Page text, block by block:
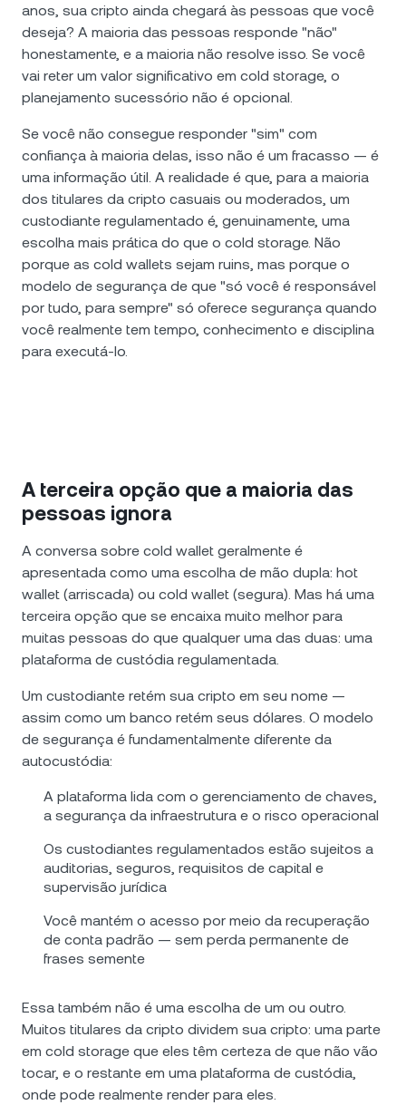
anos, sua cripto ainda chegará às pessoas que você
deseja? A maioria das pessoas responde "não"
honestamente, e a maioria não resolve isso. Se você
vai reter um valor significativo em cold storage, o
planejamento sucessório não é opcional.
Se você não consegue responder "sim" com
confiança à maioria delas, isso não é um fracasso — é
uma informação útil. A realidade é que, para a maioria
dos titulares da cripto casuais ou moderados, um
custodiante regulamentado é, genuinamente, uma
escolha mais prática do que o cold storage. Não
porque as cold wallets sejam ruins, mas porque o
modelo de segurança de que "só você é responsável
por tudo, para sempre" só oferece segurança quando
você realmente tem tempo, conhecimento e disciplina
para executá-lo.
A terceira opção que a maioria das
pessoas ignora
A conversa sobre cold wallet geralmente é
apresentada como uma escolha de mão dupla: hot
wallet (arriscada) ou cold wallet (segura). Mas há uma
terceira opção que se encaixa muito melhor para
muitas pessoas do que qualquer uma das duas: uma
plataforma de custódia regulamentada.
Um custodiante retém sua cripto em seu nome —
assim como um banco retém seus dólares. O modelo
de segurança é fundamentalmente diferente da
autocustódia:
A plataforma lida com o gerenciamento de chaves,
a segurança da infraestrutura e o risco operacional
Os custodiantes regulamentados estão sujeitos a
auditorias, seguros, requisitos de capital e
supervisão jurídica
Você mantém o acesso por meio da recuperação
de conta padrão — sem perda permanente de
frases semente
Essa também não é uma escolha de um ou outro.
Muitos titulares da cripto dividem sua cripto: uma parte
em cold storage que eles têm certeza de que não vão
tocar, e o restante em uma plataforma de custódia,
onde pode realmente render para eles.